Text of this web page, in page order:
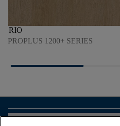
RIO
PROPLUS 1200+ SERIES